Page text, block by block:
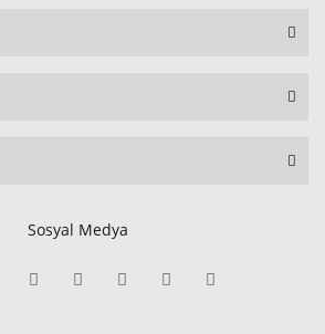
Sosyal Medya